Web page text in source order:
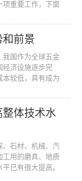
项重要工作，下面
和前景
我国作为全球五金
经济设施逐步完
本较低，具有成为
整体技术水
、石材、机械、汽
工用的磨具、地质
已有很大提高。